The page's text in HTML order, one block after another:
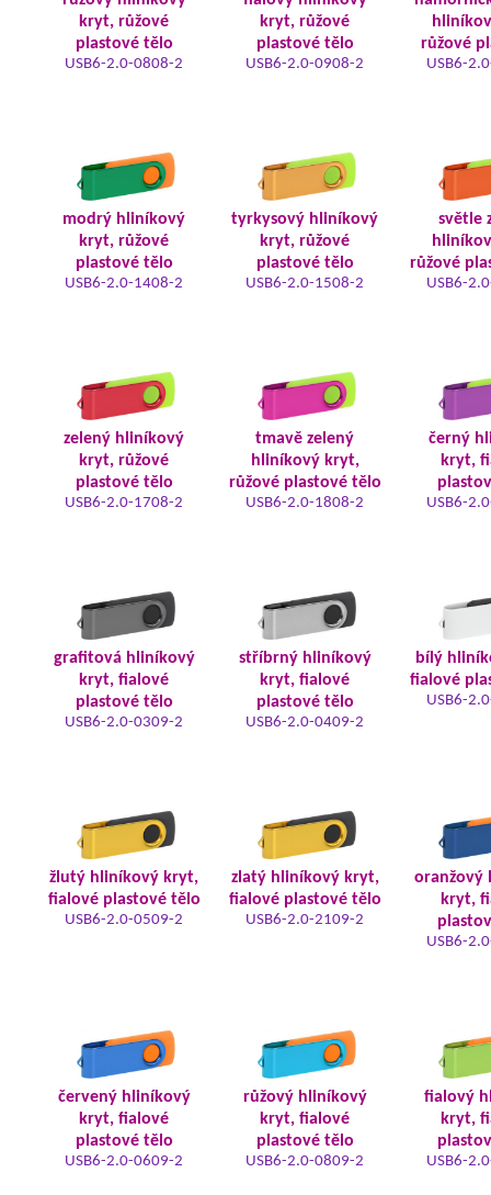
kryt, růžové
plastové tělo
USB6-2.0-0808-2
kryt, růžové
plastové tělo
USB6-2.0-0908-2
růžové
USB6-
modrý hliníkový
kryt, růžové
plastové tělo
USB6-2.0-1408-2
tyrkysový hliníkový
kryt, růžové
plastové tělo
USB6-2.0-1508-2
světle
růžové
USB6-
zelený hliníkový
kryt, růžové
plastové tělo
USB6-2.0-1708-2
tmavě zelený
hliníkový kryt,
růžové plastové tělo
USB6-2.0-1808-2
černý
kryt,
USB6-
grafitová hliníkový
kryt, fialové
plastové tělo
USB6-2.0-0309-2
stříbrný hliníkový
kryt, fialové
plastové tělo
USB6-2.0-0409-2
bílý
fialové
USB6-
žlutý hliníkový kryt,
fialové plastové tělo
USB6-2.0-0509-2
zlatý hliníkový kryt,
fialové plastové tělo
USB6-2.0-2109-2
oranžový
kryt,
USB6-
červený hliníkový
kryt, fialové
plastové tělo
USB6-2.0-0609-2
růžový hliníkový
kryt, fialové
plastové tělo
USB6-2.0-0809-2
fialový
kryt,
USB6-